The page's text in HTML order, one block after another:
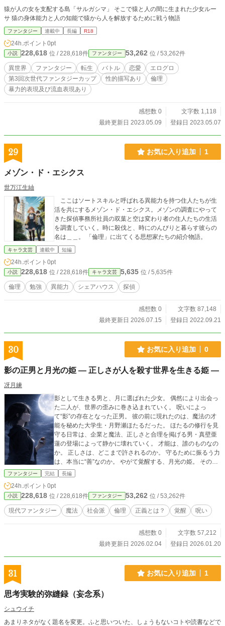
猿が人の女を支配する島「サルガシマ」 そこで猿と人の間に生まれた少女ルー
サ 猿の身体能力と人の知能で猿から人を解放するために戦う物語
ファンタジー 連載中 長編 R18
24h.ポイント 0pt
小説 228,618 位 / 228,618件 ファンタジー 53,262 位 / 53,262件
異世界 ファンタジー 転生 バトル 恋愛
エログロ
第3回次世代ファンタジーカップ
性的描写あり
倫理
暴力的表現及び流血表現あり
感想数 0
文字数 1,118
最終更新日 2023.05.09
登録日 2023.05.07
29 お気に入り追加 1
メゾン・ド・エシクス
世万江生紬
ここはソートスキルと呼ばれる異能力を持つ住人たちが生
活を共にするメゾン・ド・エシクス。メゾンの調査にやって
きた探偵事務所社員の双葉と空は変わり者の住人たちの生活
を調査していく。時に殺伐と、時にのんびりと暮らす彼らの
名は＿＿。 「倫理」に出てくる思想家たちの紹介物語。
キャラ文芸 連載中 短編
24h.ポイント 0pt
小説 228,618 位 / 228,618件 キャラ文芸 5,635 位 / 5,635件
倫理 勉強 異能力 シェアハウス 探偵
感想数 0
文字数 87,148
最終更新日 2026.07.15
登録日 2022.09.21
30 お気に入り追加 0
影の正男と月光の姫 ― 正しさが人を殺す世界を生きる姫 ―
冴月練
影として生きる男と、月に選ばれた少女。 偶然により出会っ
た二人が、世界の歪みに巻き込まれていく。 呪いによっ
て“影”の存在となった正男。 彼の前に現れたのは、魔法の才
能を秘めた大学生・月野瀬ほたるだった。 ほたるの修行を見
守る日常は、企業と魔法、正しさと合理を掲げる男・真壁亜
蓮の登場によって静かに壊れていく。 才能は、誰のものなの
か。 正しさは、どこまで許されるのか。 守るために振るう力
は、本当に“善”なのか。 やがて覚醒する、月光の姫。 その力
は希望か、それとも破壊か。 これは、「正しさが人を追い詰
現代社会の闇と魔法が交錯する、現代ファンタジー。
ファンタジー 完結 長編
24h.ポイント 0pt
小説 228,618 位 / 228,618件 ファンタジー 53,262 位 / 53,262件
現代ファンタジー 魔法 社会派 倫理 正義とは？ 覚醒 呪い
感想数 0
文字数 57,212
最終更新日 2026.02.04
登録日 2026.01.20
31 お気に入り追加 1
思考実験的弥縫録（妄念系）
シュウイチ
あまりネタがなく題名を変更。ふと思いついた、しょうもないコトや読書などで